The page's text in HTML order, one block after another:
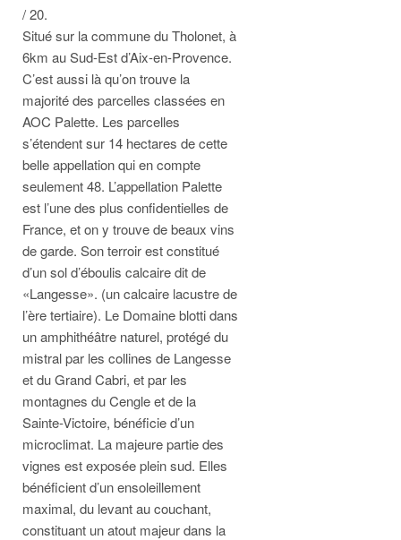
/ 20.
Situé sur la commune du Tholonet, à
6km au Sud-Est d’Aix-en-Provence.
C’est aussi là qu’on trouve la
majorité des parcelles classées en
AOC Palette. Les parcelles
s’étendent sur 14 hectares de cette
belle appellation qui en compte
seulement 48. L’appellation Palette
est l’une des plus confidentielles de
France, et on y trouve de beaux vins
de garde. Son terroir est constitué
d’un sol d’éboulis calcaire dit de
«Langesse». (un calcaire lacustre de
l’ère tertiaire). Le Domaine blotti dans
un amphithéâtre naturel, protégé du
mistral par les collines de Langesse
et du Grand Cabri, et par les
montagnes du Cengle et de la
Sainte-Victoire, bénéficie d’un
microclimat. La majeure partie des
vignes est exposée plein sud. Elles
bénéficient d’un ensoleillement
maximal, du levant au couchant,
constituant un atout majeur dans la